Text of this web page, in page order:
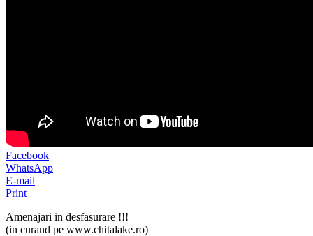
Facebook
WhatsApp
E-mail
Print
Amenajari in desfasurare !!!
(in curand pe www.chitalake.ro)